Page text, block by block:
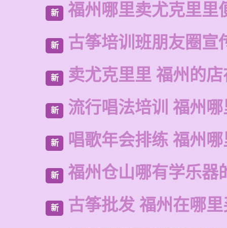
新 福州哪里卖尤克里里
新 古筝培训班朋友圈宣
新 卖尤克里里 福州的
新 流行唱法培训 福州
新 唱歌年会排练 福州
新 福州仓山哪有学乐器
新 古筝批发 福州在哪